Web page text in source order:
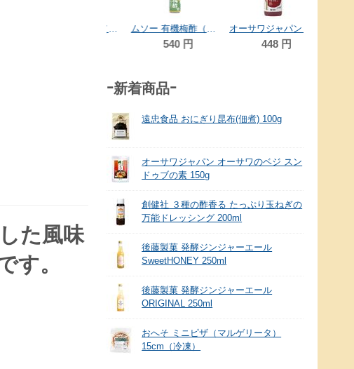
た風味
す。
ムソー 有機梅酢（白） 200ml
円
オーサワジャパン オーサワの有機赤梅酢 160ml
円
-新着商品-
遠忠食品 おにぎり昆布(佃煮) 100g
オーサワジャパン オーサワのベジ スン
ドゥブの素 150g
創健社 ３種の酢香る たっぷり玉ねぎの
万能ドレッシング 200ml
後藤製菓 発酵ジンジャーエール
SweetHONEY 250ml
後藤製菓 発酵ジンジャーエール
ORIGINAL 250ml
おへそ ミニピザ（マルゲリータ）
15cm（冷凍）